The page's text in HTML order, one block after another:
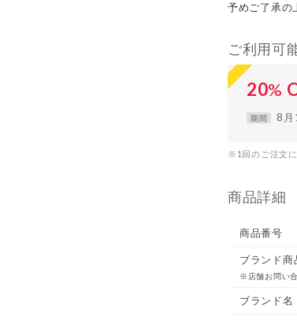
予めご了承の
ご利用可
20%
期間 8
※1回のご注文に
商品詳細
商品番号
ブランド商
※店舗お問い
ブランド名